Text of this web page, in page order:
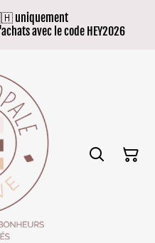
uniquement
avec le code HEY2026